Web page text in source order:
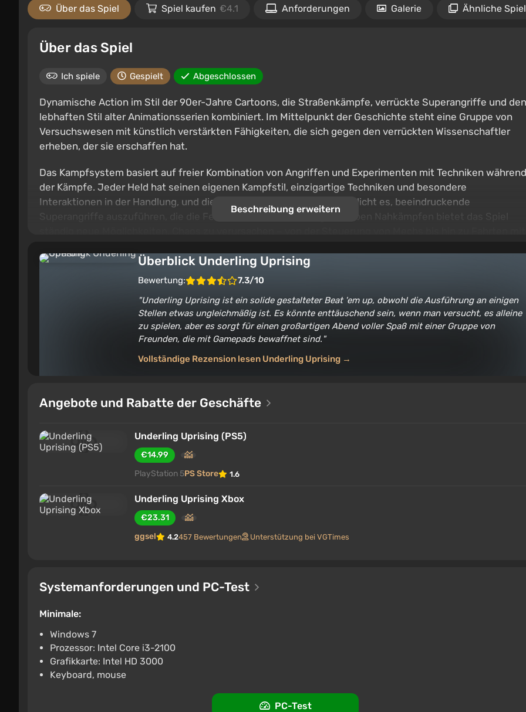
Über das Spiel Spiel kaufen €4.1 Anforderungen Galerie Ähnliche
Über das Spiel
Ich spiele Gespielt Abgeschlossen
Dynamische Action im Stil der 90er-Jahre Cartoons, die Straßenkämpfe, verrückte Superangriffe und den
lebhaften Stil alter Animationsserien kombiniert. Im Mittelpunkt der Geschichte steht eine Gruppe von
Versuchswesen mit künstlich verstärkten Fähigkeiten, die sich gegen den verrückten Wissenschaftler
erheben, der sie erschaffen hat.
Das Kampfsystem basiert auf freier Kombination von Angriffen und Experimenten mit Techniken während
der Kämpfe. Jeder Held hat seinen eigenen Kampfstil, einzigartige Techniken und besondere
Interaktionen in der Handlung, und die angesammelte Energie ermöglicht es, beeindruckende
Superangriffe auszuführen, die die Feinde vom Bildschirm fegen. Neben Nahkämpfen bietet das Spiel
Durchspielen einzigartig ist.
Beschreibung erweitern
Überblick Underling Uprising
Bewertung:
7.3/10
Underling Uprising ist ein solide gestalteter Beat 'em up, obwohl die Ausführung an einigen
Stellen etwas ungleichmäßig ist. Es könnte enttäuschend sein, wenn man versucht, es alleine
zu spielen, aber es sorgt für einen großartigen Abend voller Spaß mit einer Gruppe von
Freunden, die mit Gamepads bewaffnet sind.
Vollständige Rezension lesen Underling Uprising →
Angebote und Rabatte der Geschäfte
Underling Uprising (PS5)
€14.99
PlayStation 5PS Store 1.6
Underling Uprising Xbox
€23.31
ggsel
4.2457 Bewertungen Unterstützung bei VGTimes
Systemanforderungen und PC-Test
Minimale:
Windows 7
Prozessor: Intel Core i3-2100
Grafikkarte: Intel HD 3000
Keyboard, mouse
PC-Test